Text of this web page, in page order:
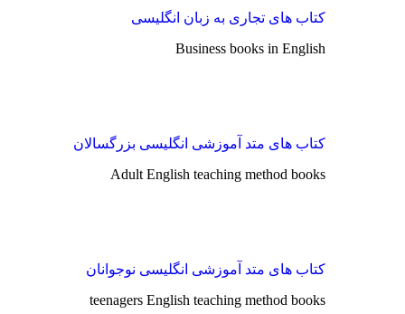
کتاب های تجاری به زبان انگلیسی
Business books in English
کتاب های متد آموزشی انگلیسی بزرگسالان
Adult English teaching method books
کتاب های متد آموزشی انگلیسی نوجوانان
teenagers English teaching method books